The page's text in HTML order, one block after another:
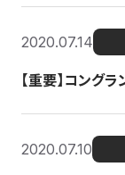
2020.07.14
【重要】コング
2020.07.10